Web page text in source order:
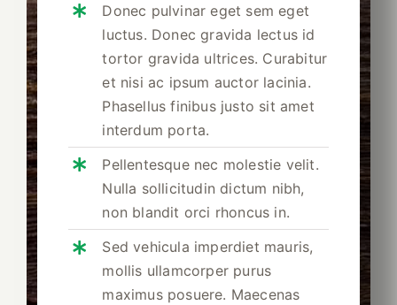
Donec pulvinar eget sem eget
luctus. Donec gravida lectus id
tortor gravida ultrices. Curabitur
et nisi ac ipsum auctor lacinia.
Phasellus finibus justo sit amet
interdum porta.
Pellentesque nec molestie velit.
Nulla sollicitudin dictum nibh,
non blandit orci rhoncus in.
Sed vehicula imperdiet mauris,
mollis ullamcorper purus
maximus posuere. Maecenas